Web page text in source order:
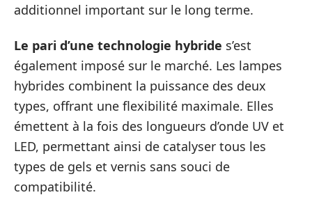
additionnel important sur le long terme.
Le pari d’une technologie hybride s’est
également imposé sur le marché. Les lampes
hybrides combinent la puissance des deux
types, offrant une flexibilité maximale. Elles
émettent à la fois des longueurs d’onde UV et
LED, permettant ainsi de catalyser tous les
types de gels et vernis sans souci de
compatibilité.